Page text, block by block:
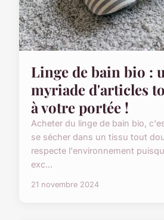
Linge de bain bio :
myriade d'articles
à votre portée !
Acheter du linge de bain bio,
se sécher dans un tissu tout
respecte l'environnement
exc...
21 novembre 2024